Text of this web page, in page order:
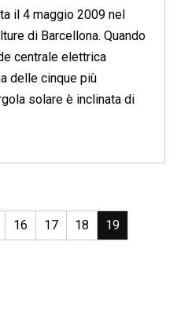
il 4 maggio 2009 nel
di Barcellona. Quando
centrale elettrica
delle cinque più
solare è inclinata di
16 17 18 19